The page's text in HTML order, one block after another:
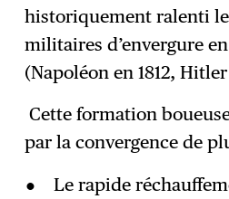
historiquement ralenti
militaires d’envergure
(Napoléon en 1812,
Cette formation
par la convergence de
Le rapide